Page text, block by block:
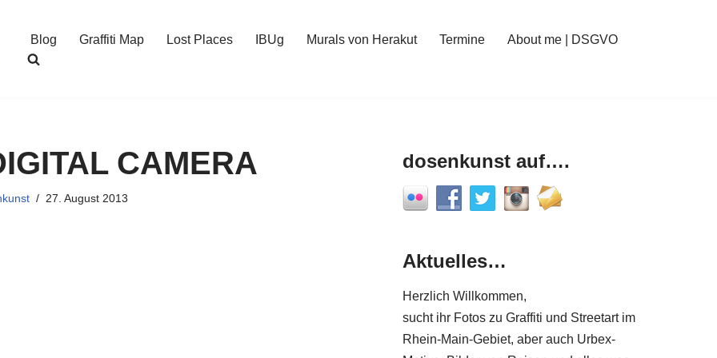
Blog Graffiti Map Lost Places IBUg Murals von Herakut Termine About me | DSGVO
CAMERA
27. August 2013
dosenkunst auf….
Aktuelles…
Herzlich Willkommen,
sucht ihr Fotos zu Graffiti und Streetart im
Rhein-Main-Gebiet, aber auch Urbex-